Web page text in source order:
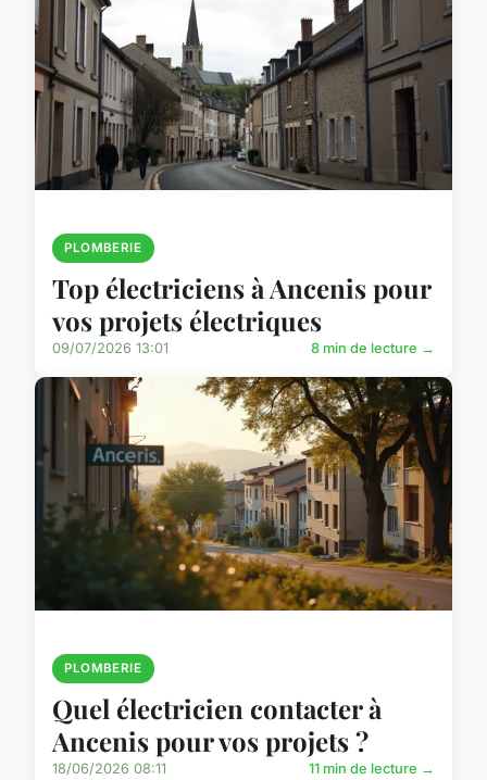
PLOMBERIE
Top électriciens à Ancenis pour
vos projets électriques
09/07/2026 13:01 8 min de lecture →
PLOMBERIE
Quel électricien contacter à
Ancenis pour vos projets ?
18/06/2026 08:11 11 min de lecture →